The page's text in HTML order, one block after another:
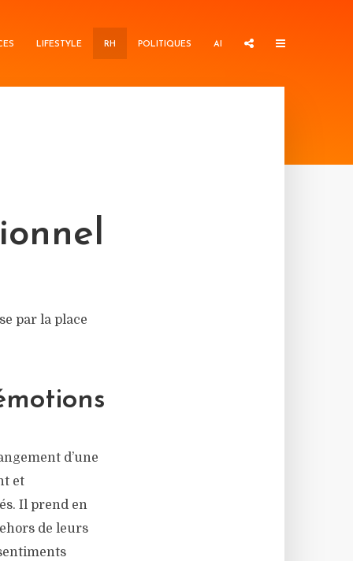
LIFESTYLE RH POLITIQUES AI
par la place
d’une
et
Il prend en
de leurs